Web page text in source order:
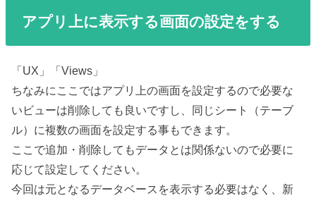
アプリ上に表示する画面の設定をする
「UX」「Views」
ちなみにここではアプリ上の画面を設定するので必要な
いビューは削除しても良いですし、同じシート（テーブ
ル）に複数の画面を設定する事もできます。
ここで追加・削除してもデータとは関係ないので必要に
応じて設定してください。
今回は元となるデータベースを表示する必要はなく、新